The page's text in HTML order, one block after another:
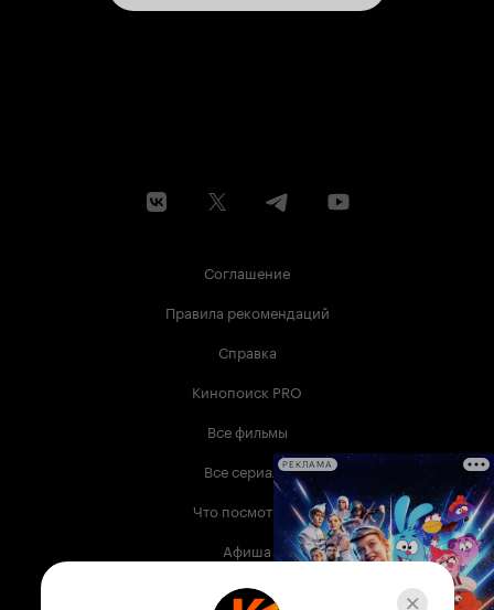
Соглашение
Правила рекомендаций
Справка
Кинопоиск PRO
Все фильмы
Все сериалы
Что посмотреть
Афиша
Музыка
РЕКЛАМА